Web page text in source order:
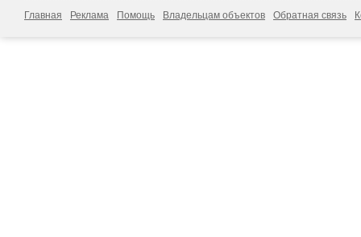
Главная Реклама Помощь Владельцам объектов Обратная связь